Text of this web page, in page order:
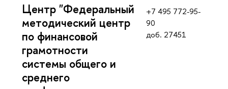
Центр "Федеральный
методический центр
по финансовой
грамотности
системы общего и
среднего
+7 495 772-95-
90
доб. 27451